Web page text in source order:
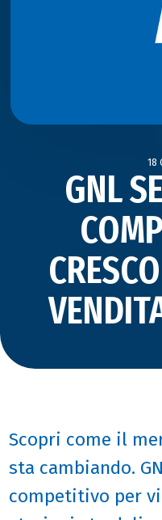
18
GNL
Scopri come il
sta cambiando.
competitivo per